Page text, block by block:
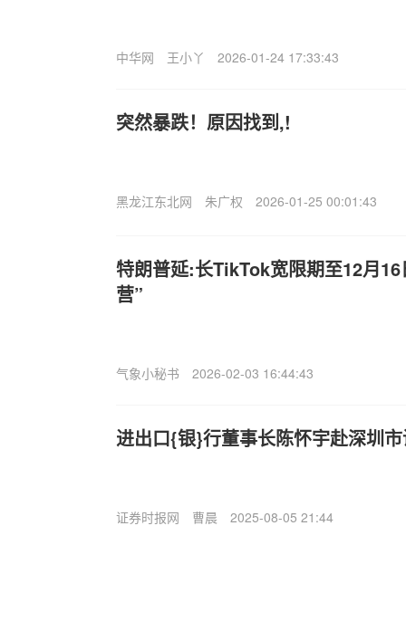
中华网 王小丫 2026-01-24 17:33:43
突然暴跌！原因找到,!
黑龙江东北网 朱广权 2026-01-25 00:01:43
特朗普延:长TikTok宽限期至12月
营”
气象小秘书 2026-02-03 16:44:43
进出口{银}行董事长陈怀宇赴深圳
证券时报网 曹晨 2025-08-05 21:44